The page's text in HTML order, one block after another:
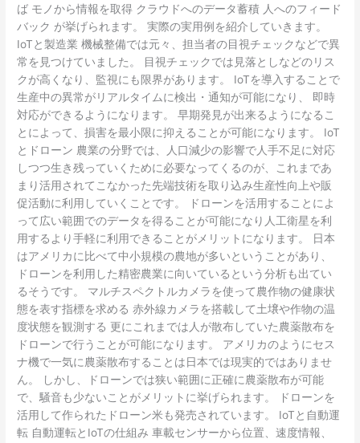
ば モノから情報を取得 クラウドへのデータ蓄積 人へのフィード
バック が挙げられます。 実際の実用例を紹介していきます。
IoTと製造業 機械整備では元々、担当者の目視チェックなどで異
常を見つけていました。 目視チェックでは見落としなどのリス
クが高くなり、監視にも限界があります。 IoTを導入することで
生産中の異常がリアルタイムに検出・通知が可能になり、 即時
対応ができるようになります。 早期発見が出来るようになるこ
とによって、損害を最小限に抑えることが可能になります。 IoT
とドローン 農業の分野では、人口減少の影響で人手不足に対応
しつつ生き残っていくために必要なってくるのが、これまであ
まり活用されてこなかった先端技術を取り込み生産性向上や販
促活動に利用していくことです。 ドローンを活用することによ
って広い範囲でのデータを得ることが可能になり人工衛星を利
用するより手軽に利用できることがメリットになります。 日本
はアメリカに比べて中小規模の農地が多いということがあり、
ドローンを利用した精密農業に向いているという分析も出てい
るそうです。 マルチスペクトルカメラを使って農作物の健康状
態を表す指標を求める 赤外線カメラを搭載して土壌や作物の温
度状態を観測する 更にこれまでは人が散布していた農薬散布を
ドローンで行うことが可能になります。 アメリカのようにセス
ナ機で一気に農薬散布することは日本では現実的ではありませ
ん。 しかし、ドローンでは狭い範囲に正確に農薬散布が可能
で、騒音も少ないことがメリットに挙げられます。 ドローンを
活用して作られたドローン米も発売されています。 IoTと自動運
転 自動運転とIoTの仕組み 車載センサーから位置、速度情報、